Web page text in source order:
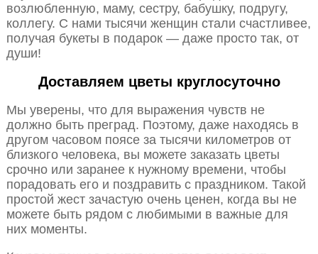
возлюбленную, маму, сестру, бабушку, подругу,
коллегу. С нами тысячи женщин стали счастливее,
получая букеты в подарок — даже просто так, от
души!
Доставляем цветы круглосуточно
Мы уверены, что для выражения чувств не
должно быть преград. Поэтому, даже находясь в
другом часовом поясе за тысячи километров от
близкого человека, вы можете заказать цветы
срочно или заранее к нужному времени, чтобы
порадовать его и поздравить с праздником. Такой
простой жест зачастую очень ценен, когда вы не
можете быть рядом с любимыми в важные для
них моменты.